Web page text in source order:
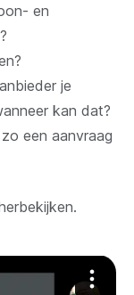
en
je
kan dat?
een aanvraag